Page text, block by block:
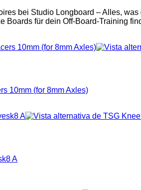
bei Studio Longboard – Alles,
Boards für dein Off-Board-Training
10mm (for 8mm Axles)
A